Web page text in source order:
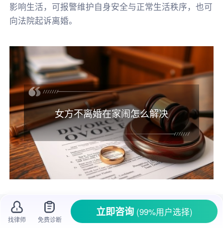
影响生活，可报警维护自身安全与正常生活秩序，也可
向法院起诉离婚。
女方不离婚在家闹怎么解决
当婚姻遭遇女方不愿离婚且在家闹腾的情
况，这让很多男方感到头疼不已。想象一下，家
找律师 免费诊断
立即咨询 (99%用户选择)